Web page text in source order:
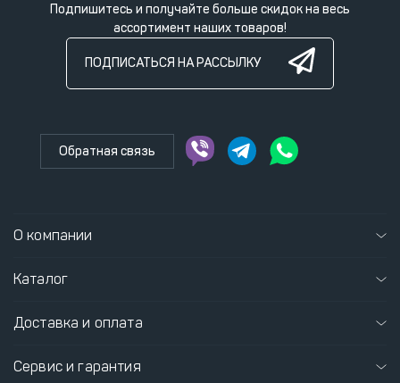
Подпишитесь и получайте больше скидок на весь
ассортимент наших товаров!
ПОДПИСАТЬСЯ НА РАССЫЛКУ
Обратная связь
О компании
Каталог
Доставка и оплата
Сервис и гарантия